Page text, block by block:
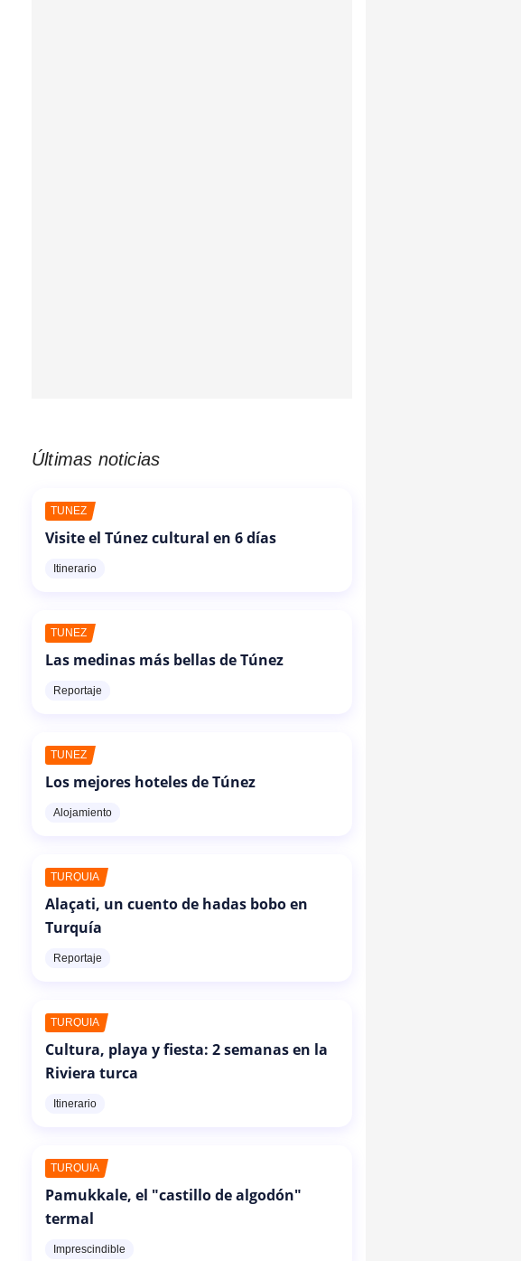
Últimas noticias
TÚNEZ
Visite el Túnez cultural en 6 días
Itinerario
TÚNEZ
Las medinas más bellas de Túnez
Reportaje
TÚNEZ
Los mejores hoteles de Túnez
Alojamiento
TURQUÍA
Alaçati, un cuento de hadas bobo en
Turquía
Reportaje
TURQUÍA
Cultura, playa y fiesta: 2 semanas en la
Riviera turca
Itinerario
TURQUÍA
Pamukkale, el "castillo de algodón"
termal
Imprescindible